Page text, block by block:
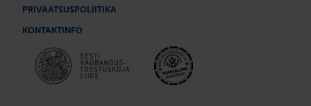
PRIVAATSUSPOLIITIKA
KONTAKTINFO